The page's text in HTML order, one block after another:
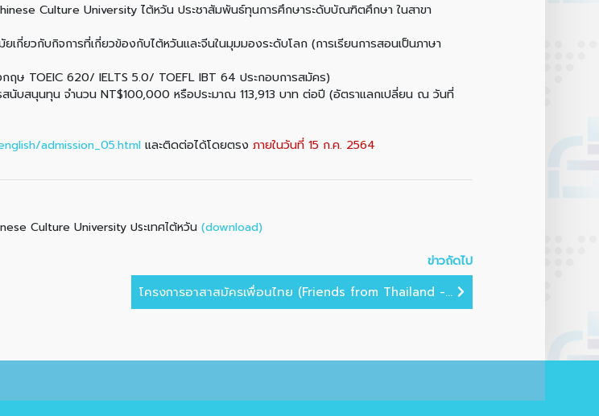
Culture University ไต้หวัน ประชาสัมพันธ์ทุนการศึกษาระดับบัณฑิตศึกษา ในสาขา
ยวกับกิจการที่เกี่ยวข้องกับไต้หวันและจีนในมุมมองระดับโลก (การเรียนการสอนเป็นภาษา
ษ TOEIC 620/ IELTS 5.0/ TOEFL IBT 64 ประกอบการสมัคร)
สนับสนุนทุน จำนวน NT$100,000 หรือประมาณ 113,913 บาท ต่อปี (อัตราแลกเปลี่ยน ณ วันที่
admission_05.html และติดต่อได้โดยตรงภายในวันที่ 15 ก.ค. 2564
Culture University ประเทศไต้หวัน (download)
ข่าวถัดไป
โครงการอาสาสมัครเพื่อนไทย (Friends from Thailand -...